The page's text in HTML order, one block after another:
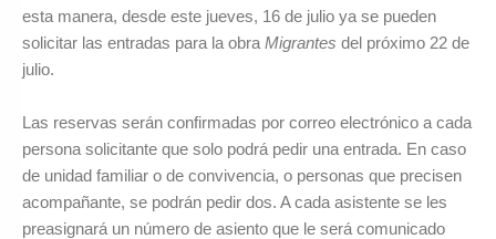
esta manera, desde este jueves, 16 de julio ya se pueden
solicitar las entradas para la obra Migrantes del próximo 22 de
julio.
Las reservas serán confirmadas por correo electrónico a cada
persona solicitante que solo podrá pedir una entrada. En caso
de unidad familiar o de convivencia, o personas que precisen
acompañante, se podrán pedir dos. A cada asistente se les
preasignará un número de asiento que le será comunicado